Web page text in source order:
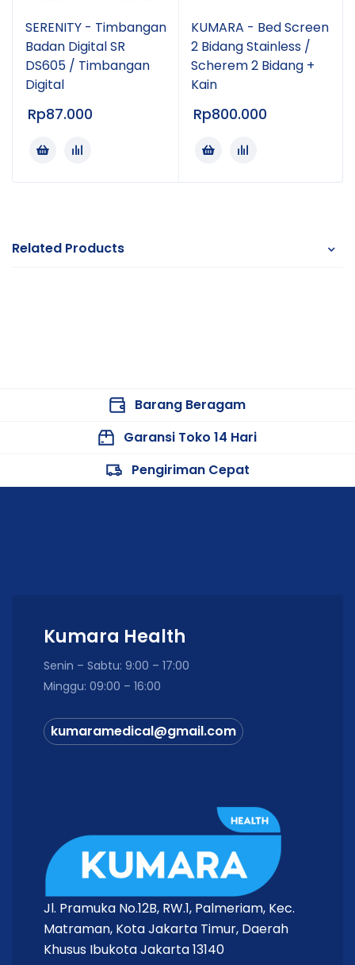
SERENITY - Timbangan
Badan Digital SR
DS605 / Timbangan
Digital
Rp87.000
KUMARA - Bed Screen
2 Bidang Stainless /
Scherem 2 Bidang +
Kain
Rp800.000
Related Products
Barang Beragam
Garansi Toko 14 Hari
Pengiriman Cepat
Kumara Health
Senin – Sabtu: 9:00 – 17:00
Minggu: 09:00 – 16:00
kumaramedical@gmail.com
Jl. Pramuka No.12B, RW.1, Palmeriam, Kec.
Matraman, Kota Jakarta Timur, Daerah
Khusus Ibukota Jakarta 13140